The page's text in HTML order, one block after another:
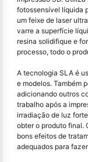
fotossensível líquida
um feixe de laser
varre a superfície
resina solidifique e
processo, todo o
A tecnologia SLA é
e modelos. Também
adicionando outros
trabalho após a
irradiação de luz
obter o produto final.
bons efeitos de
adequados para